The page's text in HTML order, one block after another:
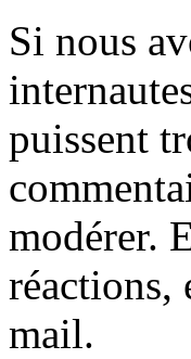
Si nous
puissent
modérer.
réactions,
mail.